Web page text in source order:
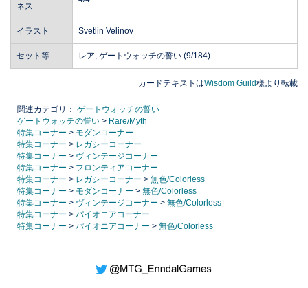
ネス
イラスト Svetlin Velinov
セット等 レア, ゲートウォッチの誓い (9/184)
カードテキストはWisdom Guild様より転載
関連カテゴリ： ゲートウォッチの誓い
ゲートウォッチの誓い > Rare/Myth
特集コーナー > モダンコーナー
特集コーナー > レガシーコーナー
特集コーナー > ヴィンテージコーナー
特集コーナー > フロンティアコーナー
特集コーナー > レガシーコーナー > 無色/Colorless
特集コーナー > モダンコーナー > 無色/Colorless
特集コーナー > ヴィンテージコーナー > 無色/Colorless
特集コーナー > パイオニアコーナー
特集コーナー > パイオニアコーナー > 無色/Colorless